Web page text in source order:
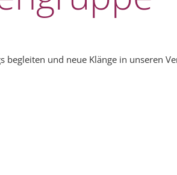
und neue Klänge in unseren